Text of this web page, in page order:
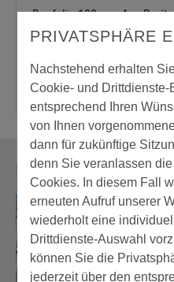
Baufolie 100 µm, 4 m
m².
PRIVATSPHÄRE
Nachstehend erhalten
Cookie- und Drittdienste-
entsprechend Ihren
von Ihnen
dann für zukünftige
denn Sie veranlassen
Cookies. In diesem Fall
erneuten Aufruf unserer
wiederholt eine
Drittdienste-Auswahl
können Sie die
jederzeit über den